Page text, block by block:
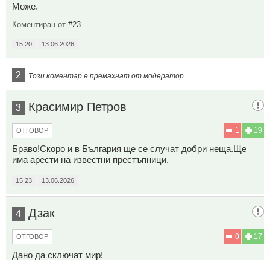
Може.
Коментиран от #23
15:20 13.06.2026
2 Този коментар е премахнат от модератор.
3 Красимир Петров
19
1
ОТГОВОР
Браво!Скоро и в България ще се случат добри неща.Ще
има арести на известни престъпници.
15:23 13.06.2026
4 Дзак
17
0
ОТГОВОР
Дано да сключат мир!